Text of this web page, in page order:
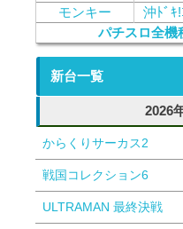
モンキー
沖ﾄﾞｷ!
パチスロ全機
新台一覧
2026
からくりサーカス2
戦国コレクション6
ULTRAMAN 最終決戦